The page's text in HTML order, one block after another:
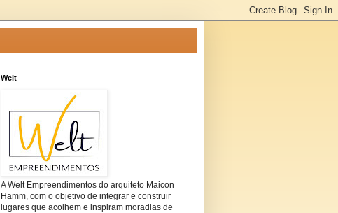
Welt
A Welt Empreendimentos do arquiteto Maicon
Hamm, com o objetivo de integrar e construir
lugares que acolhem e inspiram moradias de